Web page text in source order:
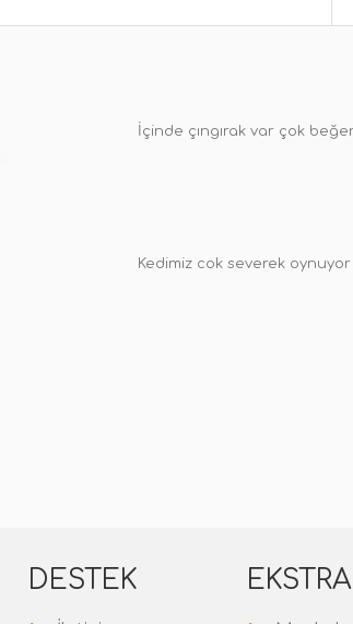
İçinde çıngırak var çok
Kedimiz cok severek oynuyor
DESTEK